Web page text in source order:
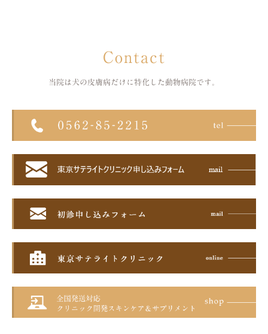
Contact
当院は犬の皮膚病だけに特化した 動物病院です。